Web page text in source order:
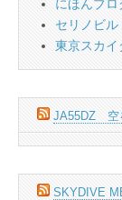
にほんブ
セリノビ
東京スカイ
JA55DZ 空
SKYDIVE